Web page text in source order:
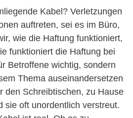
Kabel? Verletzungen
auftreten, sei es im Büro,
wie die Haftung funktioniert,
funktioniert die Haftung bei
Betroffene wichtig, sondern
Thema auseinandersetzen
den Schreibtischen, zu Hause
sie oft unordentlich verstreut.